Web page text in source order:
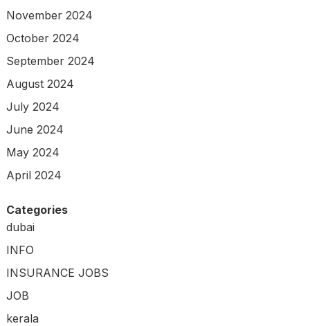
November 2024
October 2024
September 2024
August 2024
July 2024
June 2024
May 2024
April 2024
Categories
dubai
INFO
INSURANCE JOBS
JOB
kerala